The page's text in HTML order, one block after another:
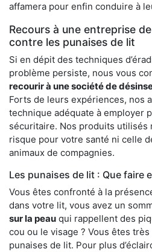
affamera pour enfin conduire à
Recours à une entreprise
contre les punaises de lit
Si en dépit des techniques
problème persiste, nous vous
recourir à une société de
Forts de leurs expériences, nos
technique adéquate à employer
sécuritaire. Nos produits utilisés
risque pour votre santé ni celle
animaux de compagnies.
Les punaises de lit : Que faire
Vous êtes confronté à la
dans votre lit, vous avez un
sur la peau qui rappellent des
cou ou le visage ? Vous êtes
punaises de lit. Pour plus